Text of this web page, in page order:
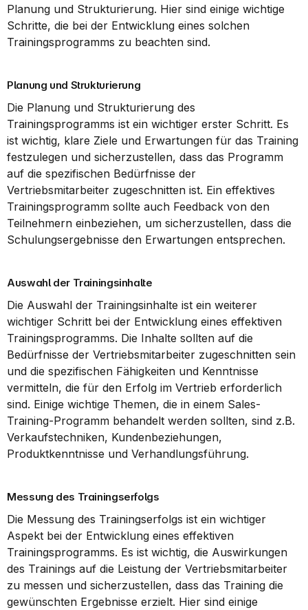
Planung und Strukturierung. Hier sind einige wichtige
Schritte, die bei der Entwicklung eines solchen
Trainingsprogramms zu beachten sind.
Planung und Strukturierung
Die Planung und Strukturierung des
Trainingsprogramms ist ein wichtiger erster Schritt. Es
ist wichtig, klare Ziele und Erwartungen für das Training
festzulegen und sicherzustellen, dass das Programm
auf die spezifischen Bedürfnisse der
Vertriebsmitarbeiter zugeschnitten ist. Ein effektives
Trainingsprogramm sollte auch Feedback von den
Teilnehmern einbeziehen, um sicherzustellen, dass die
Schulungsergebnisse den Erwartungen entsprechen.
Auswahl der Trainingsinhalte
Die Auswahl der Trainingsinhalte ist ein weiterer
wichtiger Schritt bei der Entwicklung eines effektiven
Trainingsprogramms. Die Inhalte sollten auf die
Bedürfnisse der Vertriebsmitarbeiter zugeschnitten sein
und die spezifischen Fähigkeiten und Kenntnisse
vermitteln, die für den Erfolg im Vertrieb erforderlich
sind. Einige wichtige Themen, die in einem Sales-
Training-Programm behandelt werden sollten, sind z.B.
Verkaufstechniken, Kundenbeziehungen,
Produktkenntnisse und Verhandlungsführung.
Messung des Trainingserfolgs
Die Messung des Trainingserfolgs ist ein wichtiger
Aspekt bei der Entwicklung eines effektiven
Trainingsprogramms. Es ist wichtig, die Auswirkungen
des Trainings auf die Leistung der Vertriebsmitarbeiter
zu messen und sicherzustellen, dass das Training die
gewünschten Ergebnisse erzielt. Hier sind einige